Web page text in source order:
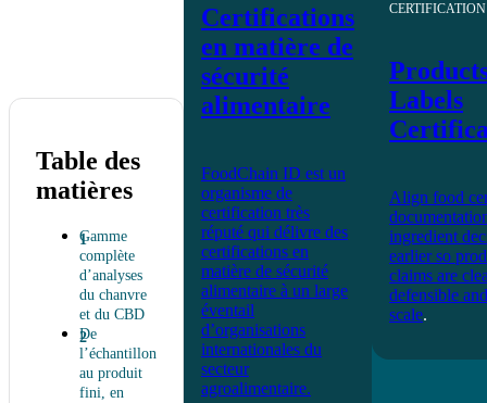
Table des
matières
Gamme
complète
d’analyses
du chanvre
et du CBD
De
l’échantillon
au produit
fini, en
Certifications
en matière de
sécurité
alimentaire
FoodChain ID est un
organisme de
certification très
réputé qui délivre des
certifications en
matière de sécurité
alimentaire à un large
éventail
d’organisations
internationales du
secteur
agroalimentaire.
CERTIFICATION
Labels
Align food
ingredient
earlier so
claims are
defensible
scale.